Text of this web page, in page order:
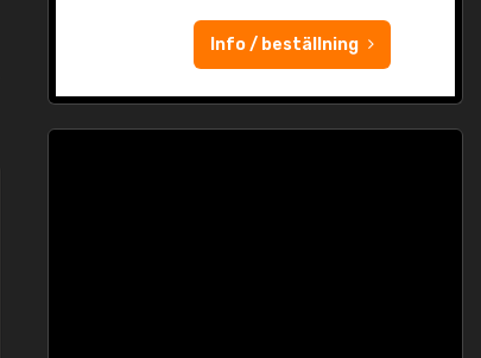
Info / beställning